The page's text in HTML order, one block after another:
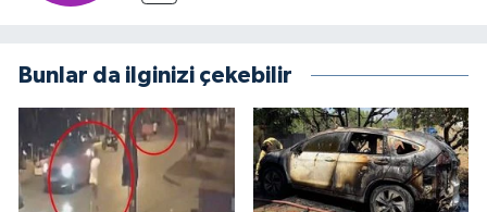
Bunlar da ilginizi çekebilir